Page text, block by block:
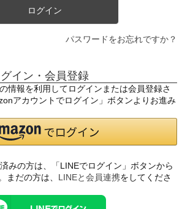
ログイン
パスワードをお忘れですか？
イン・会員登録
情報を利用してログインまたは会員登録さ
アカウントでログイン」ボタンよりお進み
みの方は、「LINEでログイン」ボタンから
まだの方は、 LINEと会員連携をしてくださ